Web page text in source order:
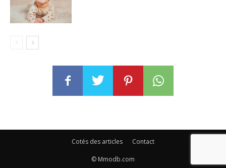
Cotés des articles Contact
© Mmodb.com